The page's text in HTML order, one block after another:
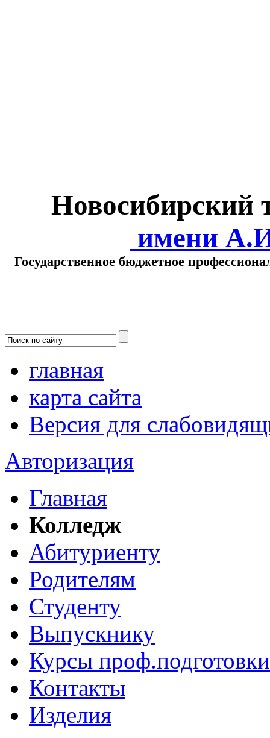
Новосибирский
имени
Государственное бюджетное
главная
карта сайта
Версия для
Авторизация
Главная
Колледж
Абитуриенту
Родителям
Студенту
Выпускнику
Курсы проф.подготовки
Контакты
Изделия